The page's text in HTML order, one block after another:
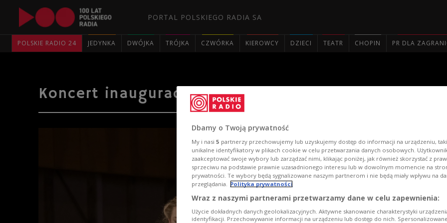
PORTAL POLSKIEGO RADIA SA
POLSKIE RADIO 24 JEDYNKA DWÓJKA TRÓJKA CZWÓRKA KIEROWCY DZIECI TEATR CHOPIN PR DLA
Koncert inauguracyjny Festiwalu "Nowa Tradycja"
Dbamy o Twoją prywatność
My i nasi 5 partnerzy przechowujemy lub uzyskujemy dostęp do informacji na urządzeniu,
unikalne identyfikatory w plikach cookie w celu przetwarzania danych osobowych.
zaakceptować swoje wybory lub zarządzać nimi, klikając poniżej, jak również skorzystać z
sprzeciwu na podstawie prawnie uzasadnionego interesu lub w dowolnym momencie na
prywatności. Te wybory będą sygnalizowane naszym partnerom i nie będą miały wpływu na
przeglądania. Polityka prywatności
Wraz z naszymi partnerami przetwarzamy dane w celu zapewnienia:
Użycie dokładnych danych geolokalizacyjnych. Aktywne skanowanie charakterystyki
identyfikacji. Przechowywanie informacji na urządzeniu lub dostęp do nich.